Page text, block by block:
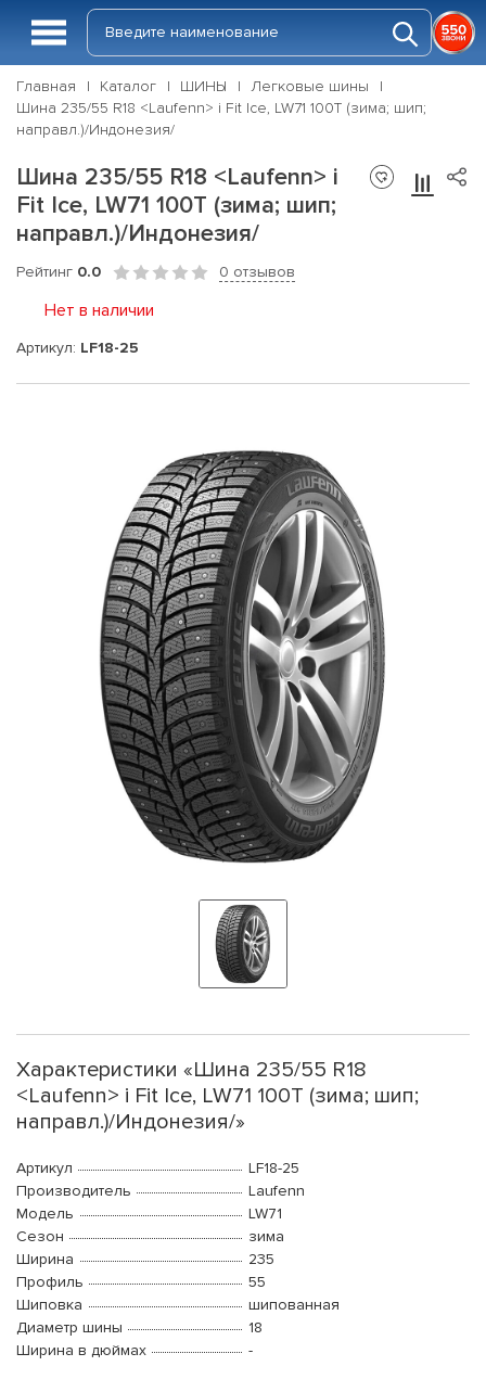
Главная Каталог ШИНЫ
Легковые шины
Шина 235/55 R18 <Laufenn> i Fit Ice, LW71 100T (зима; шип;
направл.)/Индонезия/
Шина 235/55 R18 <Laufenn> i
Fit Ice, LW71 100T (зима; шип;
направл.)/Индонезия/
Рейтинг 0.0 0 отзывов
Нет в наличии
Артикул: LF18-25
Характеристики «Шина 235/55 R18
<Laufenn> i Fit Ice, LW71 100T (зима; шип;
направл.)/Индонезия/»
Артикул
LF18-25
Производитель
Laufenn
Модель
LW71
Сезон
зима
Ширина
235
Профиль
55
Шиповка
шипованная
Диаметр шины
18
Ширина в дюймах
-